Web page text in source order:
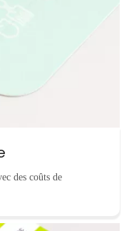
des coûts de